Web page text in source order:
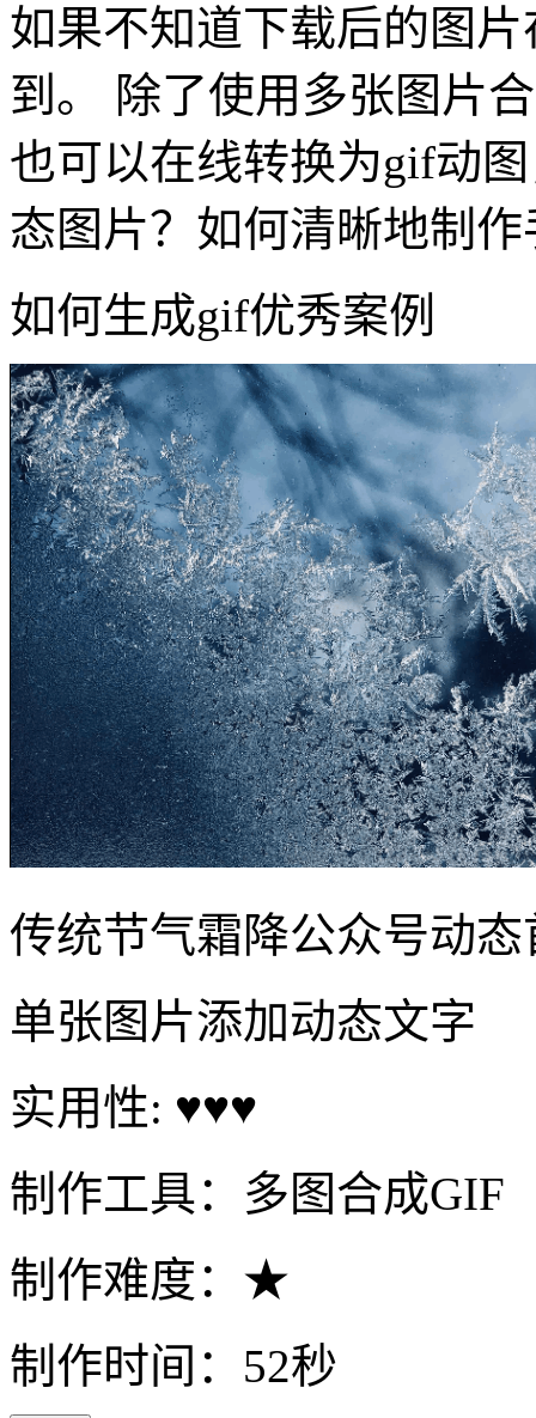
如果不知道下载后的图
到。 除了使用多张图片
也可以在线转换为gif动
态图片？如何清晰地制
如何生成gif优秀案例
传统节气霜降公众号动态
单张图片添加动态文字
实用性: ♥♥♥
制作工具：多图合成GIF
制作难度：★
制作时间：52秒